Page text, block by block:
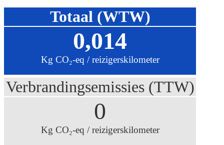
Totaal (WTW)
0,014
Kg CO₂-eq / reizigerskilometer
Verbrandingsemissies (TTW)
0
Kg CO₂-eq / reizigerskilometer